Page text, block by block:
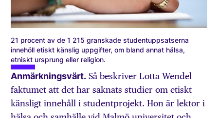
21 procent av de 1 215 granskade studentuppsatserna
innehöll etiskt känslig uppgifter, om bland annat hälsa,
etniskt ursprung eller religion.
Anmärkningsvärt. Så beskriver Lotta Wendel
faktumet att det har saknats studier om etiskt
känsligt innehåll i studentprojekt. Hon är lektor i